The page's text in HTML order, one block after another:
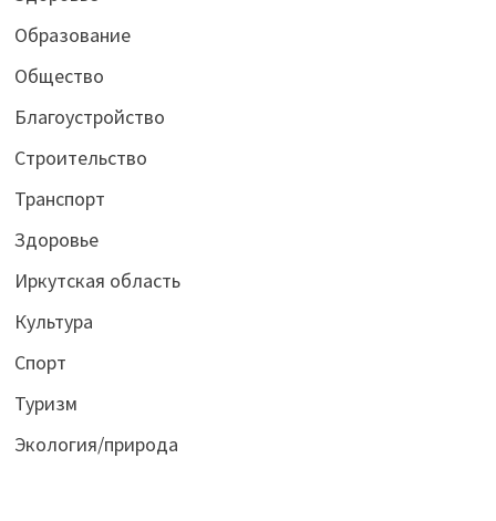
Образование
Общество
Благоустройство
Строительство
Транспорт
Здоровье
Иркутская область
Культура
Спорт
Туризм
Экология/природа